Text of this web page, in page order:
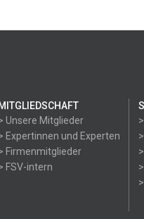
MITGLIEDSCHAFT
Unsere Mitglieder
Expertinnen und Experten
Firmenmitglieder
FSV-intern